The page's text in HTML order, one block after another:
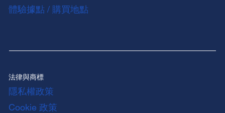
體驗據點 / 購買地點
法律與商標
隱私權政策
Cookie 政策